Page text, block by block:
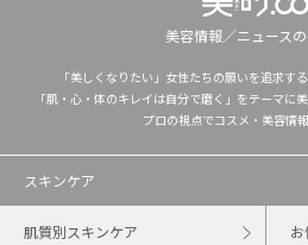
美容情報／ニュース
「美しくなりたい」女性たちの願いを追求す
「肌・心・体のキレイは自分で磨く」をテーマに
プロの視点でコスメ・美容情
スキンケア
肌質別スキンケア